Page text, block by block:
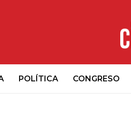
POLÍTICA CONGRESO